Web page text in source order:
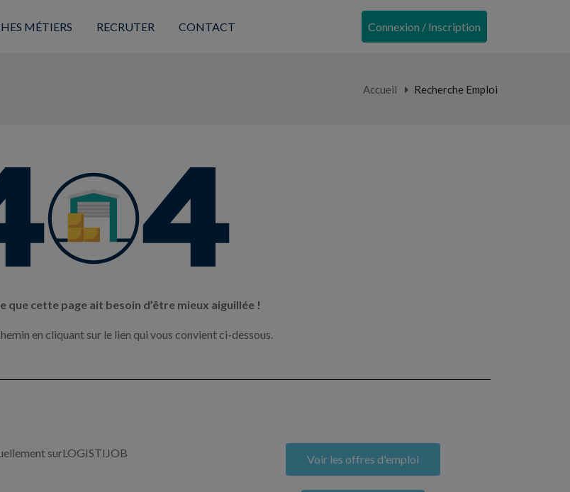
MÉTIERS RECRUTER CONTACT Connexion / Inscription
Accueil Recherche Emploi
que cette page ait besoin d’être mieux aiguillée !
en cliquant sur le lien qui vous convient ci-dessous.
surLOGISTIJOB Voir les offres d'emploi